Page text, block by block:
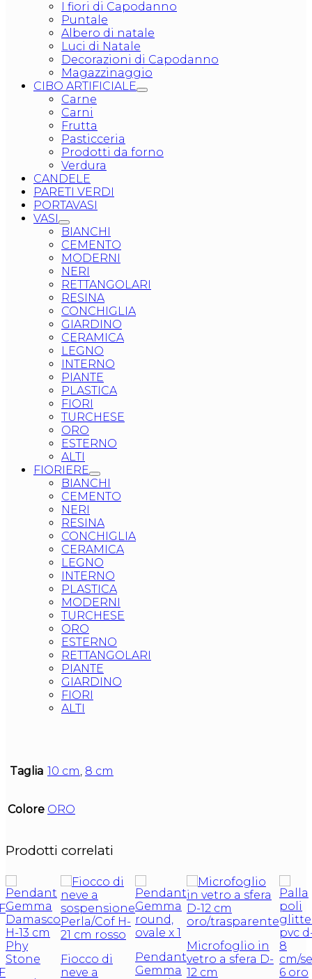
I fiori di Capodanno
Puntale
Albero di natale
Luci di Natale
Decorazioni di Capodanno
Magazzinaggio
CIBO ARTIFICIALE
Carne
Carni
Frutta
Pasticceria
Prodotti da forno
Verdura
CANDELE
PARETI VERDI
PORTAVASI
VASI
BIANCHI
CEMENTO
MODERNI
NERI
RETTANGOLARI
RESINA
CONCHIGLIA
GIARDINO
CERAMICA
LEGNO
INTERNO
PIANTE
PLASTICA
FIORI
TURCHESE
ORO
ESTERNO
ALTI
FIORIERE
BIANCHI
CEMENTO
NERI
RESINA
CONCHIGLIA
CERAMICA
LEGNO
INTERNO
PLASTICA
MODERNI
TURCHESE
ORO
ESTERNO
RETTANGOLARI
PIANTE
GIARDINO
FIORI
ALTI
Taglia 10 cm, 8 cm
Colore ORO
Prodotti correlati
Fiocco di
neve a
Pendant
Gemma
Microfoglio in
vetro a sfera D-
12 cm